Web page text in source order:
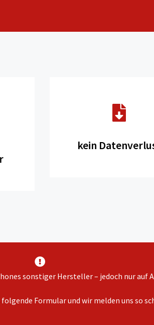
kein
sonstiger Hersteller – jedoch nur auf
folgende Formular und wir melden uns so